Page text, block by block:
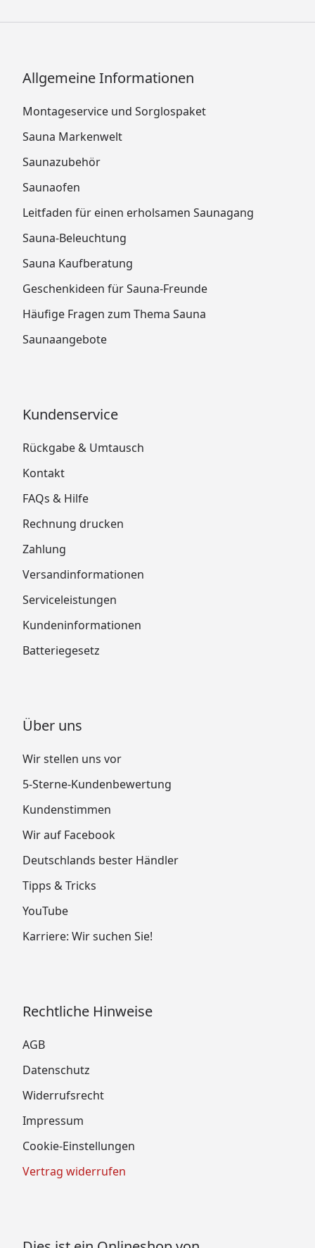
Allgemeine Informationen
Montageservice und Sorglospaket
Sauna Markenwelt
Saunazubehör
Saunaofen
Leitfaden für einen erholsamen Saunagang
Sauna-Beleuchtung
Sauna Kaufberatung
Geschenkideen für Sauna-Freunde
Häufige Fragen zum Thema Sauna
Saunaangebote
Kundenservice
Rückgabe & Umtausch
Kontakt
FAQs & Hilfe
Rechnung drucken
Zahlung
Versandinformationen
Serviceleistungen
Kundeninformationen
Batteriegesetz
Über uns
Wir stellen uns vor
5-Sterne-Kundenbewertung
Kundenstimmen
Wir auf Facebook
Deutschlands bester Händler
Tipps & Tricks
YouTube
Karriere: Wir suchen Sie!
Rechtliche Hinweise
AGB
Datenschutz
Widerrufsrecht
Impressum
Cookie-Einstellungen
Vertrag widerrufen